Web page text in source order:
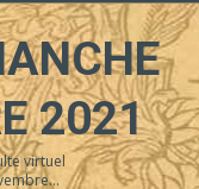
2021
virtuel